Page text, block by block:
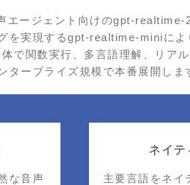
ージェント向けの
を実現するgpt‑realtime‑miniに
で関数実行、多言語理解、リア
タープライズ規模で本番展開しま
な音声
ネイテ
主要言語をネイ